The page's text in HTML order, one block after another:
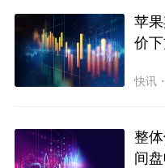
苹
价
快讯
整
间